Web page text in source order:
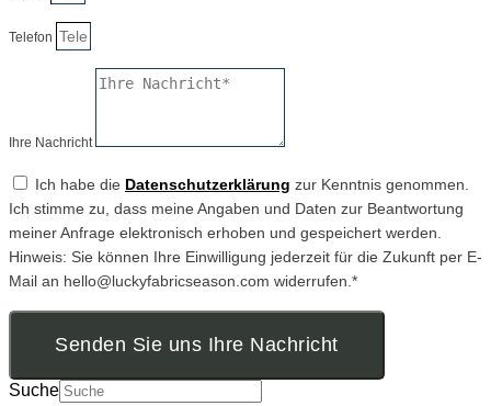
Telefon
Ihre Nachricht
Ich habe die Datenschutzerklärung zur Kenntnis genommen.
Ich stimme zu, dass meine Angaben und Daten zur Beantwortung
meiner Anfrage elektronisch erhoben und gespeichert werden.
Hinweis: Sie können Ihre Einwilligung jederzeit für die Zukunft per E-
Mail an hello@luckyfabricseason.com widerrufen.*
Senden Sie uns Ihre Nachricht
Suche